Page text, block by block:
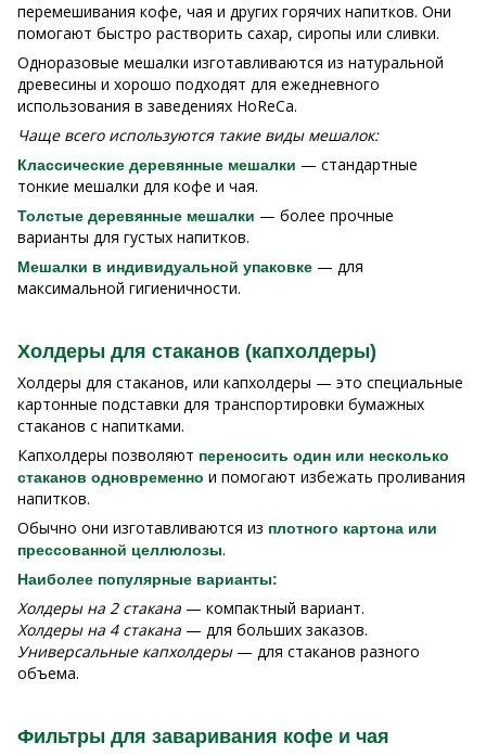
перемешивания кофе, чая и других горячих напитков. Они
помогают быстро растворить сахар, сиропы или сливки.
Одноразовые мешалки изготавливаются из натуральной
древесины и хорошо подходят для ежедневного
использования в заведениях HoReCa.
Чаще всего используются такие виды мешалок:
Классические деревянные мешалки — стандартные
тонкие мешалки для кофе и чая.
Толстые деревянные мешалки — более прочные
варианты для густых напитков.
Мешалки в индивидуальной упаковке — для
максимальной гигиеничности.
Холдеры для стаканов (капхолдеры)
Холдеры для стаканов, или капхолдеры — это специальные
картонные подставки для транспортировки бумажных
стаканов с напитками.
Капхолдеры позволяют переносить один или несколько
стаканов одновременно и помогают избежать проливания
напитков.
Обычно они изготавливаются из плотного картона или
прессованной целлюлозы.
Наиболее популярные варианты:
Холдеры на 2 стакана — компактный вариант.
Холдеры на 4 стакана — для больших заказов.
Универсальные капхолдеры— для стаканов разного
объема.
Фильтры для заваривания кофе и чая